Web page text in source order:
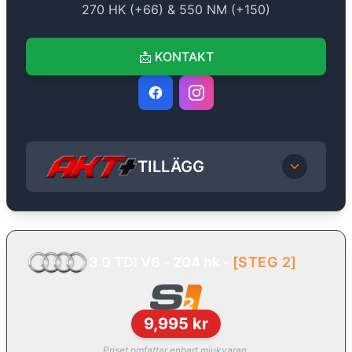
270 HK (+66) & 550 NM (+150)
📩 KONTAKT
TILLÄGG
[STEG 2]
9,995 kr